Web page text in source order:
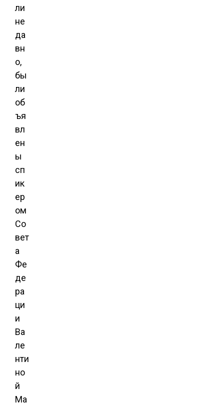
ли
не
да
вн
о,
бы
ли
об
ъя
вл
ен
ы
сп
ик
ер
ом
Со
вет
а
Фе
де
ра
ци
и
Ва
ле
нти
но
й
Ма